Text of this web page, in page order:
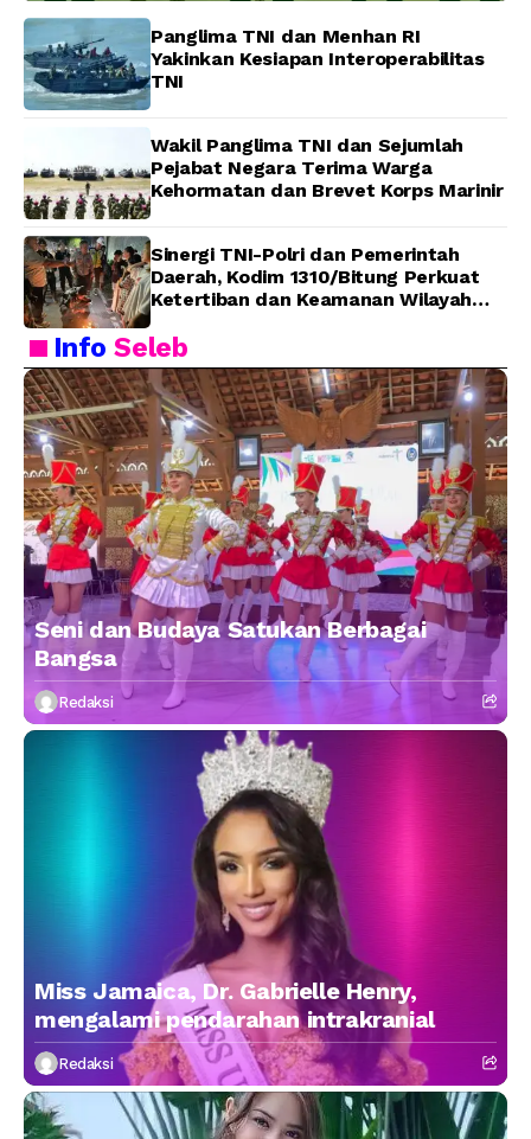
Panglima TNI dan Menhan RI
Yakinkan Kesiapan Interoperabilitas
TNI
Wakil Panglima TNI dan Sejumlah
Pejabat Negara Terima Warga
Kehormatan dan Brevet Korps Marinir
Sinergi TNI-Polri dan Pemerintah
Daerah, Kodim 1310/Bitung Perkuat
Ketertiban dan Keamanan Wilayah
InfoSeleb
Seni dan Budaya Satukan Berbagai
Bangsa
Redaksi
Miss Jamaica, Dr. Gabrielle Henry,
mengalami pendarahan intrakranial
Redaksi